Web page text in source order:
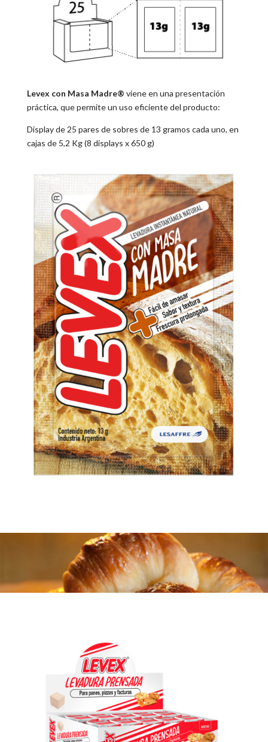
Levex con Masa Madre® viene en una presentación
práctica, que permite un uso eficiente del producto:
Display de 25 pares de sobres de 13 gramos cada uno, en
cajas de 5,2 Kg (8 displays x 650 g)